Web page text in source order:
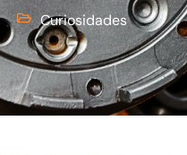
Curiosidades